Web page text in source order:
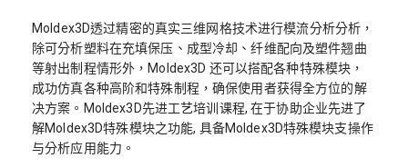
Moldex3D透过精密的真实三维网格技术进行模流分析分析，
除可分析塑料在充填保压、成型冷却、纤维配向及塑件翘曲
等射出制程情形外，Moldex3D 还可以搭配各种特殊模块，
成功仿真各种高阶和特殊制程，确保使用者获得全方位的解
决方案。Moldex3D先进工艺培训课程, 在于协助企业先进了
解Moldex3D特殊模块之功能, 具备Moldex3D特殊模块支操作
与分析应用能力。